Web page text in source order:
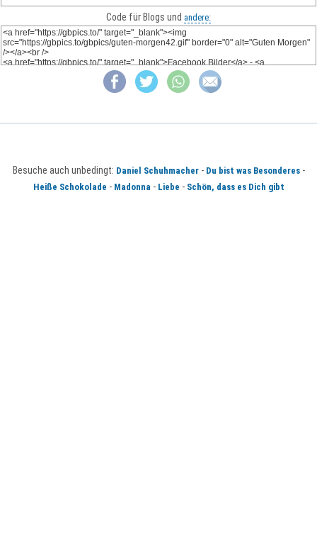
Code für Blogs und andere:
Besuche auch unbedingt: Daniel Schuhmacher- Du bist was Besonderes-
Heiße Schokolade - Madonna - Liebe - Schön, dass es Dich gibt